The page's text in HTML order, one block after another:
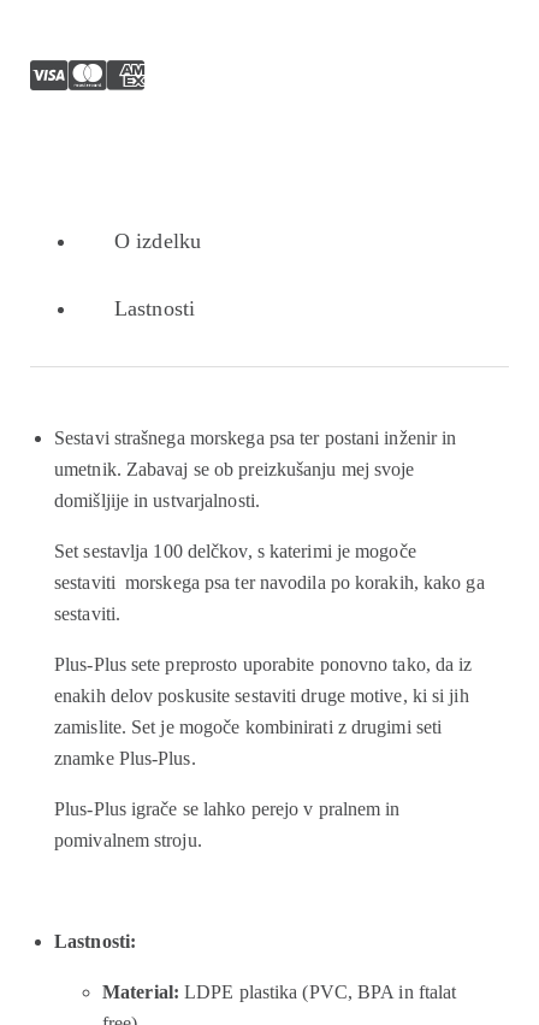
O izdelku
Lastnosti
Sestavi strašnega morskega psa ter postani inženir in
umetnik. Zabavaj se ob preizkušanju mej svoje
domišljije in ustvarjalnosti.
Set sestavlja 100 delčkov, s katerimi je mogoče
sestaviti morskega psa ter navodila po korakih, kako ga
sestaviti.
Plus-Plus sete preprosto uporabite ponovno tako, da iz
enakih delov poskusite sestaviti druge motive, ki si jih
zamislite. Set je mogoče kombinirati z drugimi seti
znamke Plus-Plus.
Plus-Plus igrače se lahko perejo v pralnem in
pomivalnem stroju.
Lastnosti:
Material: LDPE plastika (PVC, BPA in ftalat